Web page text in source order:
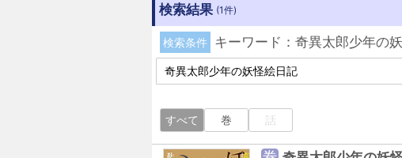
検索結果 (1件)
検索条件 キーワード：奇異太郎少年の
すべて 巻 話